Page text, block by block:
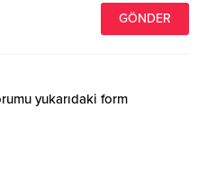
yukarıdaki form